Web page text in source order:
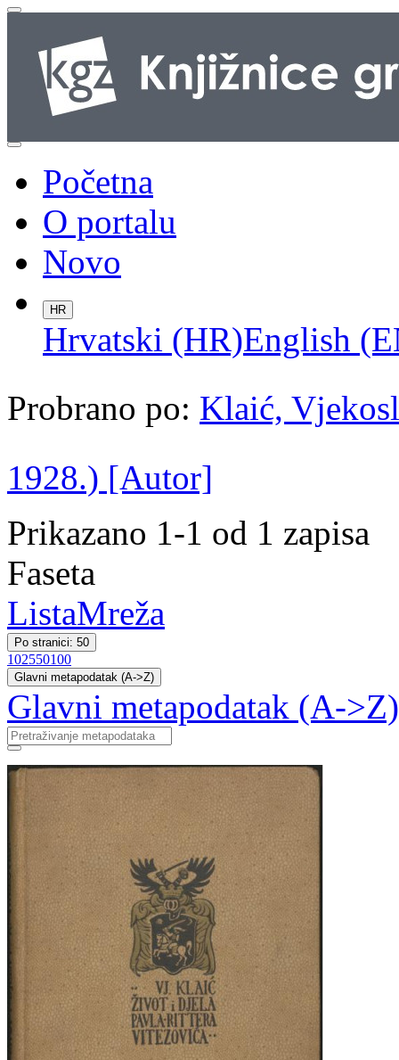
Početna
O portalu
Novo
HR
Hrvatski (HR)English
Probrano po: Klaić,
1928.) [Autor]
Prikazano 1-1 od 1 zapisa
Faseta
ListaMreža
Po stranici: 50
102550100
Glavni metapodatak (A->Z)
Glavni metapodatak (A->Z)